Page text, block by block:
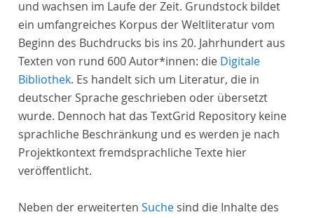
und wachsen im Laufe der Zeit. Grundstock bildet
ein umfangreiches Korpus der Weltliteratur vom
Beginn des Buchdrucks bis ins 20. Jahrhundert aus
Texten von rund 600 Autor*innen: die Digitale
Bibliothek. Es handelt sich um Literatur, die in
deutscher Sprache geschrieben oder übersetzt
wurde. Dennoch hat das TextGrid Repository keine
sprachliche Beschränkung und es werden je nach
Projektkontext fremdsprachliche Texte hier
veröffentlicht.
Neben der erweiterten Suche sind die Inhalte des